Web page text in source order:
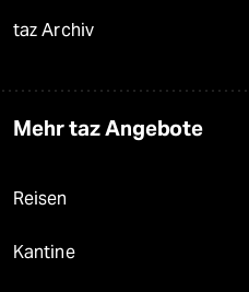
taz Archiv
Mehr taz Angebote
Reisen
Kantine